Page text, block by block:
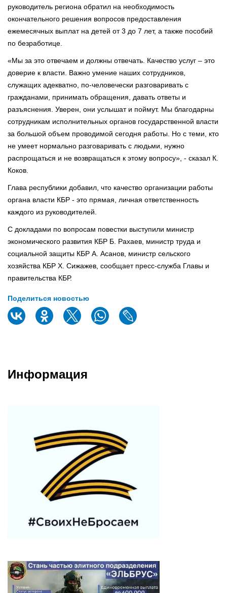
руководитель региона обратил на необходимость
окончательного решения вопросов предоставления
ежемесячных выплат на детей от 3 до 7 лет, а также пособий
по безработице.
«Мы за это отвечаем и должны отвечать. Качество услуг – это
доверие к власти. Важно умение наших сотрудников,
служащих адекватно, по-человечески разговаривать с
гражданами, принимать обращения, давать ответы и
разъяснения. Уверен, они услышат и поймут. Мы благодарны
сотрудникам исполнительных органов государственной власти
за большой объем проводимой сегодня работы. Но с теми, кто
не умеет нормально разговаривать с людьми, нужно
распрощаться и не возвращаться к этому вопросу», - сказал К.
Коков.
Глава республики добавил, что качество организации работы
органа власти КБР - это прямая, личная ответственность
каждого из руководителей.
С докладами по вопросам повестки выступили министр
экономического развития КБР Б. Рахаев, министр труда и
социальной защиты КБР А. Асанов, министр сельского
хозяйства КБР Х. Сижажев, сообщает пресс-служба Главы и
правительства КБР.
Поделиться новостью
Информация